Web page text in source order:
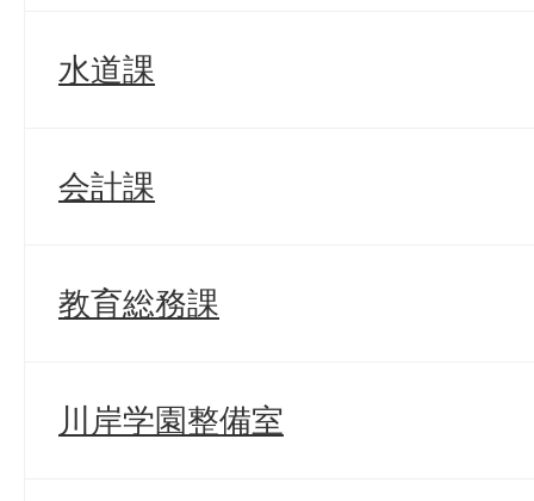
水道課
会計課
教育総務課
川岸学園整備室